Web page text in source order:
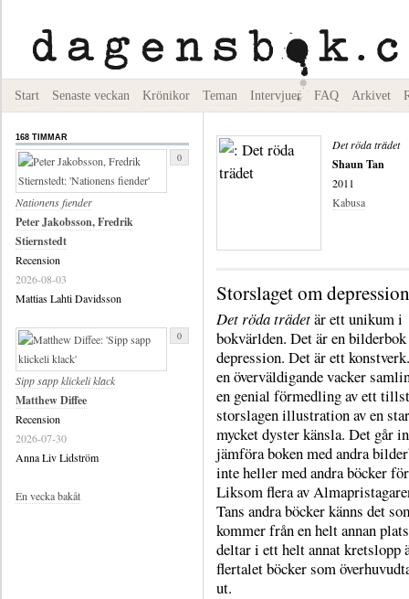
Start Senaste veckan Krönikor Teman Intervjuer FAQ Arkivet
Det röda trädet
Shaun Tan
2011
Kabusa
Storslaget om depression
Det röda trädetär ett unikum i
bokvärlden. Det är en
depression. Det är ett
en överväldigande vacker
en genial förmedling av ett
storslagen illustration av en
mycket dyster känsla. Det går
jämföra boken med andra
inte heller med andra böcker
Liksom flera av
Tans andra böcker känns det
kommer från en helt annan
deltar i ett helt annat kretslopp
flertalet böcker som
ut.
168 TIMMAR
Nationens fiender
Peter Jakobsson, Fredrik
Stiernstedt
Recension
2026-08-03
Mattias Lahti Davidsson
0
Sipp sapp klickeli klack
Matthew Diffee
Recension
2026-07-30
Anna Liv Lidström
0
En vecka bakåt